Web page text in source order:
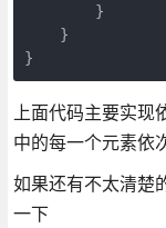
        }
    }
上面代码主要实
中的每一个元素依
如果还有不太清楚
一下